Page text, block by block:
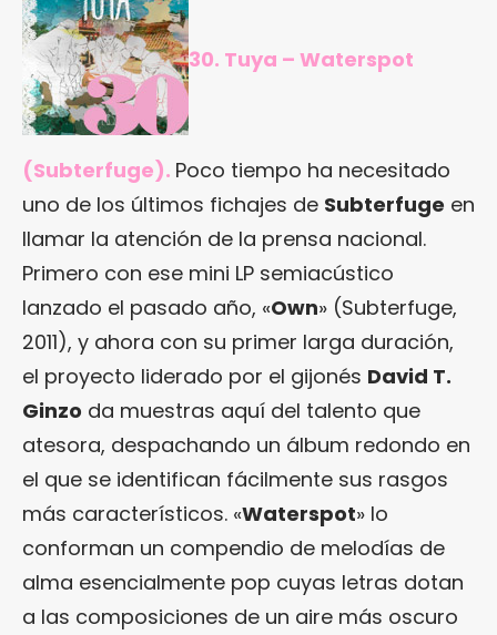
30. Tuya – Waterspot
(Subterfuge). Poco tiempo ha necesitado
uno de los últimos fichajes de Subterfuge en
llamar la atención de la prensa nacional.
Primero con ese mini LP semiacústico
lanzado el pasado año, «Own» (Subterfuge,
2011), y ahora con su primer larga duración,
el proyecto liderado por el gijonés David T.
Ginzo da muestras aquí del talento que
atesora, despachando un álbum redondo en
el que se identifican fácilmente sus rasgos
más característicos. «Waterspot» lo
conforman un compendio de melodías de
alma esencialmente pop cuyas letras dotan
a las composiciones de un aire más oscuro